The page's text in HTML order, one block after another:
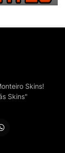
Skins!
Skins"